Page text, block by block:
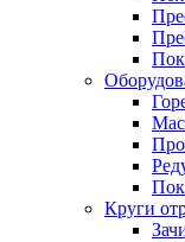
Круги